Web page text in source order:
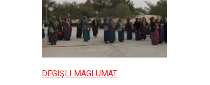
DEGIŞLI MAGLUMAT